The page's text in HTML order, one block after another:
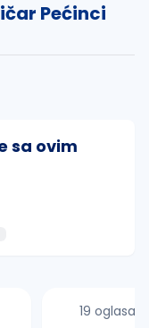
Pećinci
sa ovim
19 oglasa